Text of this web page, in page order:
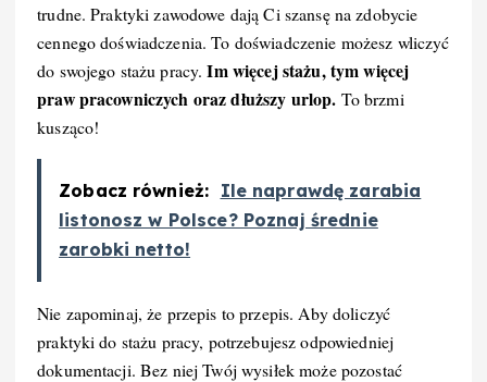
trudne. Praktyki zawodowe dają Ci szansę na zdobycie
cennego doświadczenia. To doświadczenie możesz wliczyć
do swojego stażu pracy.Im więcej stażu, tym więcej
praw pracowniczych oraz dłuższy urlop. To brzmi
kusząco!
Zobacz również: Ile naprawdę zarabia
listonosz w Polsce? Poznaj średnie
zarobki netto!
Nie zapominaj, że przepis to przepis. Aby doliczyć
praktyki do stażu pracy, potrzebujesz odpowiedniej
dokumentacji. Bez niej Twój wysiłek może pozostać